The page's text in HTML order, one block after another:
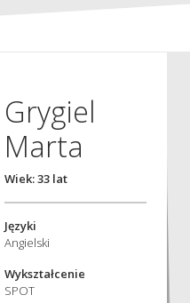
Grygiel
Marta
Wiek: 33 lat
Języki
Angielski
Wykształcenie
SPOT